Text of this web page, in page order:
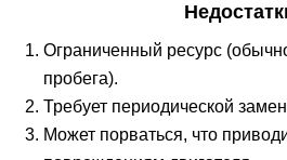
Ограниченный ресурс
пробега).
Требует периодической
Может порваться, что